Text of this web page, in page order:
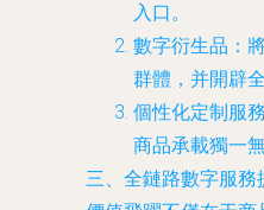
入口。
數字衍生品 ：
群體，并開辟
個性化定制服務
商品承載獨一
三、全鏈路數字服務